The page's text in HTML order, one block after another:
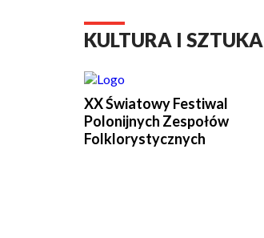
KULTURA I SZTUKA
XX Światowy Festiwal
Polonijnych Zespołów
Folklorystycznych